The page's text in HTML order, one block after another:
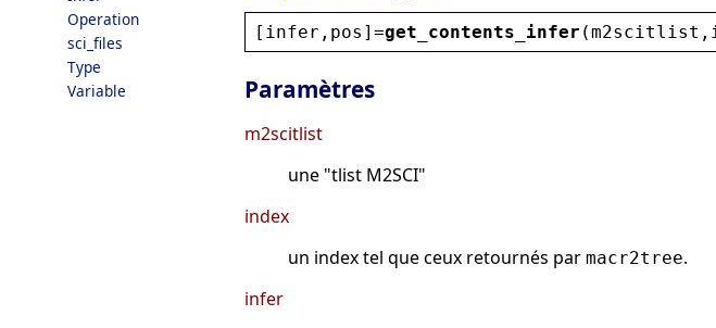
Operation
sci_files
Type
Variable
[ infer , pos ]=get_contents_infer (m2scitlist ,
Paramètres
m2scitlist
une "tlist M2SCI"
index
un index tel que ceux retournés par macr2tree.
infer